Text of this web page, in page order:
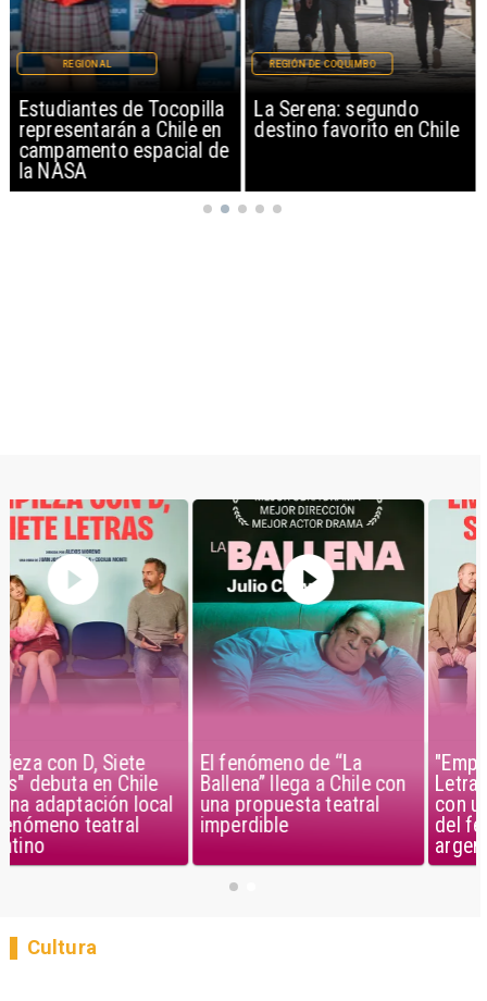
Estudiantes de Tocopilla
representarán a Chile en
campamento espacial de
la NASA
REGIONAL
La Serena: segundo
destino favorito en Chile
REGIÓN DE COQUIMBO
El fenómeno de “La
Ballena” llega a Chile con
una propuesta teatral
imperdible
"Empieza con D, Siete
Letras" debuta en Chile
con una adaptación local
del fenómeno teatral
Cultura